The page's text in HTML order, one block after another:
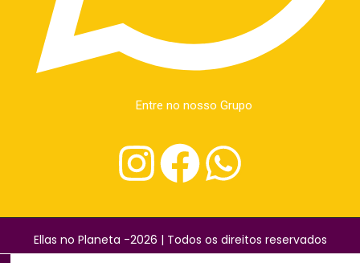
Entre no nosso Grupo
Ellas no Planeta -2026 | Todos os direitos reservados